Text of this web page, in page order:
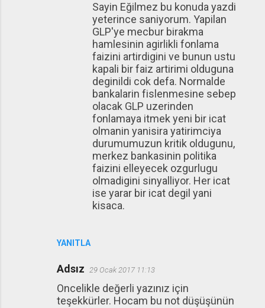
YANITLA
Sayin Eğilmez bu konuda yazdi
yeterince saniyorum. Yapilan
GLP'ye mecbur birakma
hamlesinin agirlikli fonlama
faizini artirdigini ve bunun ustu
kapali bir faiz artirimi olduguna
deginildi cok defa. Normalde
bankalarin fislenmesine sebep
olacak GLP uzerinden
fonlamaya itmek yeni bir icat
olmanin yanisira yatirimciya
durumumuzun kritik oldugunu,
merkez bankasinin politika
faizini elleyecek ozgurlugu
olmadigini sinyalliyor. Her icat
ise yarar bir icat degil yani
kisaca.
Adsız 29 Ocak 2017 11:13
Oncelikle değerli yazınız için
teşekkürler. Hocam bu not düşüşünün